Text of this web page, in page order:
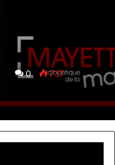
0
737